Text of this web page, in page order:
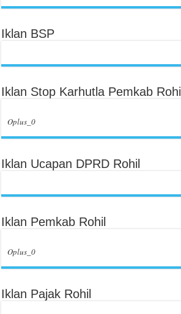
Iklan BSP
Iklan Stop Karhutla Pemkab Rohil
Oplus_0
Iklan Ucapan DPRD Rohil
Iklan Pemkab Rohil
Oplus_0
Iklan Pajak Rohil